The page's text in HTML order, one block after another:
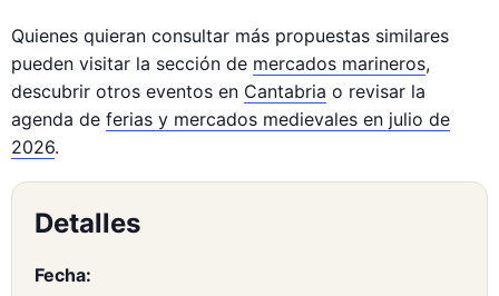
Quienes quieran consultar más propuestas similares
pueden visitar la sección de mercados marineros,
descubrir otros eventos en Cantabria o revisar la
agenda de ferias y mercados medievales en julio de
2026.
Detalles
Fecha: